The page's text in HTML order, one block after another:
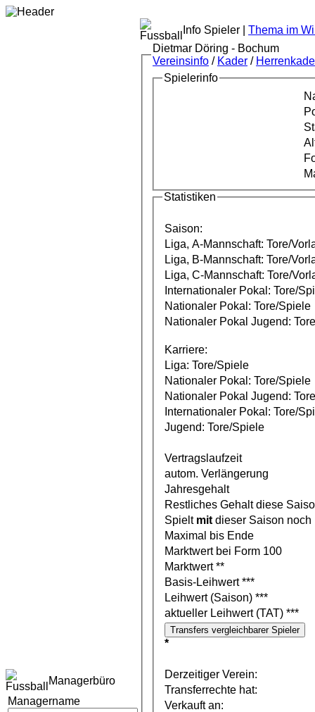
Managerbüro
Managername
Info Spieler | Thema im
Dietmar Döring - Bochum
Vereinsinfo / Kader /
Spielerinfo
Statistiken
Saison:
Liga, A-Mannschaft: Tore/
Liga, B-Mannschaft: Tore/
Liga, C-Mannschaft: Tore/
Internationaler Pokal: Tore/
Nationaler Pokal: Tore/Spiele
Nationaler Pokal Jugend:
Karriere:
Liga: Tore/Spiele
Nationaler Pokal: Tore/Spiele
Nationaler Pokal Jugend:
Internationaler Pokal: Tore/
Jugend: Tore/Spiele
Vertragslaufzeit
autom. Verlängerung
Jahresgehalt
Restliches Gehalt diese
Spielt mit dieser Saison noch
Maximal bis Ende
Marktwert bei Form 100
Marktwert **
Basis-Leihwert ***
Leihwert (Saison) ***
aktueller Leihwert (TAT) ***
*
Derzeitiger Verein:
Transferrechte hat:
Verkauft an: